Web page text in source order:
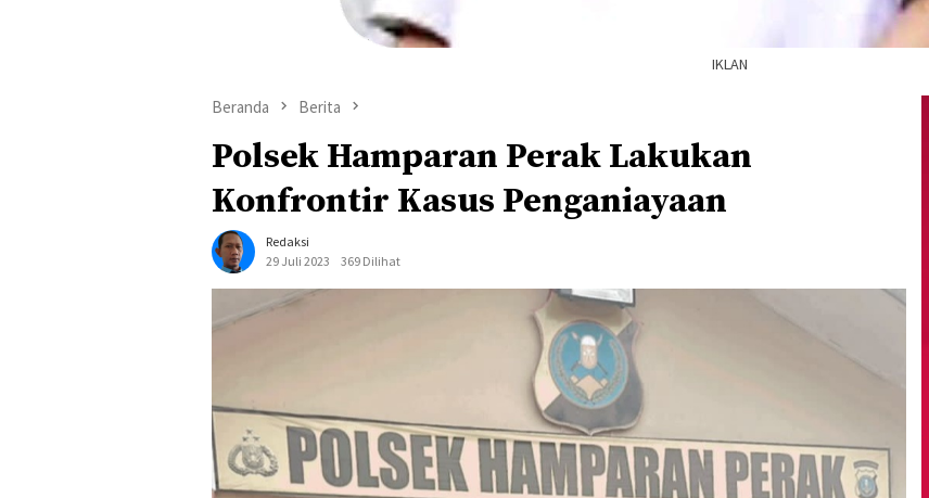
IKLAN
Beranda Berita
Polsek Hamparan Perak Lakukan
Konfrontir Kasus Penganiayaan
Redaksi
29 Juli 2023
369 Dilihat